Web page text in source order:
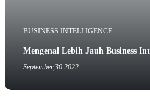
BUSINESS INTELLIGENCE
Mengenal Lebih Jauh Business
September,30 2022